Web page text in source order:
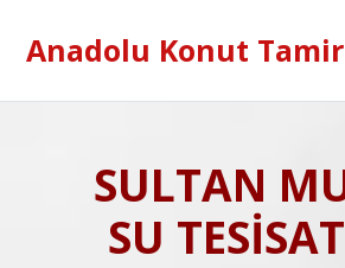
Anadolu Konut
SULTAN
SU